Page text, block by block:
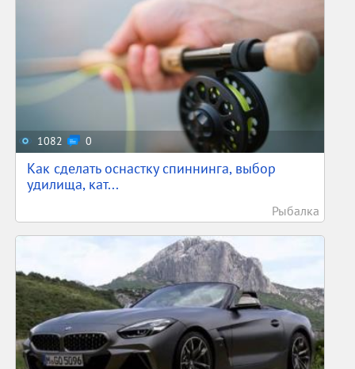
1082 0
Как сделать оснастку спиннинга, выбор
удилища, кат...
Рыбалка